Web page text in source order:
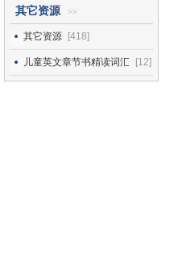
其它资源 >>
其它资源 [418]
儿童英文章节书精读词汇 [12]